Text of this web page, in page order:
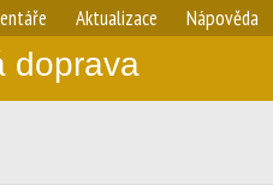
Aktualizace Nápověda
doprava